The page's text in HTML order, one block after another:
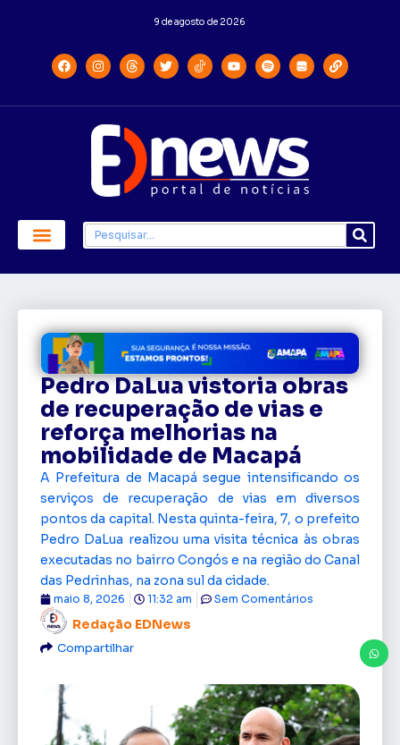
9 de agosto de 2026
Pedro DaLua vistoria obras
de recuperação de vias e
reforça melhorias na
mobilidade de Macapá
A Prefeitura de Macapá segue intensificando os
serviços de recuperação de vias em diversos
pontos da capital. Nesta quinta-feira, 7, o prefeito
Pedro DaLua realizou uma visita técnica às obras
executadas no bairro Congós e na região do Canal
das Pedrinhas, na zona sul da cidade.
Redação EDNews
maio 8, 2026 11:32 am Sem Comentários
Compartilhar